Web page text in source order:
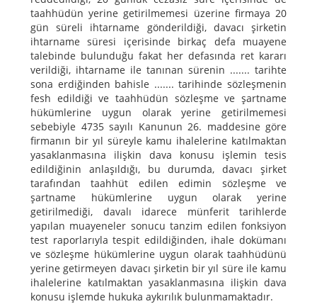
taahhüdün yerine getirilmemesi üzerine firmaya 20
gün süreli ihtarname gönderildiği, davacı şirketin
ihtarname süresi içerisinde birkaç defa muayene
talebinde bulunduğu fakat her defasında ret kararı
verildiği, ihtarname ile tanınan sürenin ....... tarihte
sona erdiğinden bahisle ....... tarihinde sözleşmenin
fesh edildiği ve taahhüdün sözleşme ve şartname
hükümlerine uygun olarak yerine getirilmemesi
sebebiyle 4735 sayılı Kanunun 26. maddesine göre
firmanın bir yıl süreyle kamu ihalelerine katılmaktan
yasaklanmasına ilişkin dava konusu işlemin tesis
edildiğinin anlaşıldığı, bu durumda, davacı şirket
tarafından taahhüt edilen edimin sözleşme ve
şartname hükümlerine uygun olarak yerine
getirilmediği, davalı idarece münferit tarihlerde
yapılan muayeneler sonucu tanzim edilen fonksiyon
test raporlarıyla tespit edildiğinden, ihale dokümanı
ve sözleşme hükümlerine uygun olarak taahhüdünü
yerine getirmeyen davacı şirketin bir yıl süre ile kamu
ihalelerine katılmaktan yasaklanmasına ilişkin dava
konusu işlemde hukuka aykırılık bulunmamaktadır.